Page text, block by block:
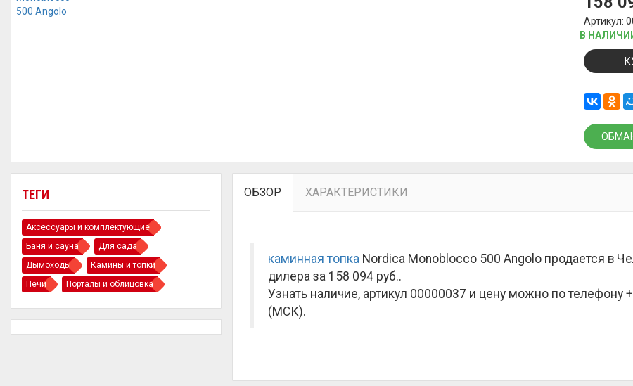
Артикул:
В
ТЕГИ
Аксессуары и комплектующие
Баня и сауна
Для сада
Дымоходы
Камины и топки
Печи
Порталы и облицовка
ОБЗОР ХАРАКТЕРИСТИКИ
каминная топка Nordica Monoblocco 500 Angolo продается в
дилера за 158 094 руб..
Узнать наличие, артикул 00000037 и цену можно по телефону
(МСК).